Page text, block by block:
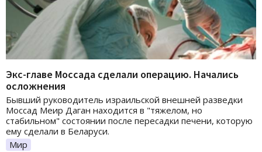
Экс-главе Моссада сделали операцию. Начались
осложнения
Бывший руководитель израильской внешней разведки
Моссад Меир Даган находится в "тяжелом, но
стабильном" состоянии после пересадки печени, которую
ему сделали в Беларуси.
Мир